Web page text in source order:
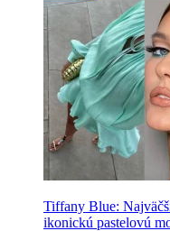
Tiffany Blue:
ikonickú pastelovú